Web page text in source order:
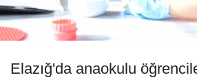
Elazığ'da anaokulu